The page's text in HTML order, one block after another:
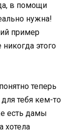
в помощи
нужна!
пример
этого
теперь
тебя кем-то
есть дамы
хотела